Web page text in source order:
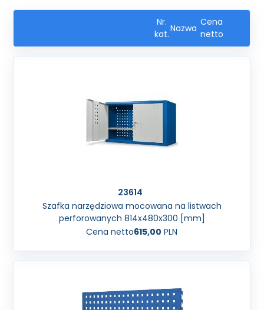
Nr.
kat.
Nazwa
Cena
netto
23614
Szafka narzędziowa mocowana na listwach
perforowanych 814x480x300 [mm]
Cena netto615,00 PLN